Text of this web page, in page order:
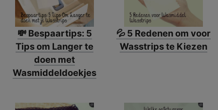
💸 Bespaartips: 5
Tips om Langer te
doen met
Wasmiddeldoekjes
💦 5 Redenen om voor
Wasstrips te Kiezen